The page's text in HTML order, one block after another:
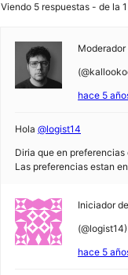
Viendo 5 respuestas - de la
Moderador
hace 5
Hola @logist14
Diria que en
Las preferencias estan
Iniciador
(@logist14)
hace 5